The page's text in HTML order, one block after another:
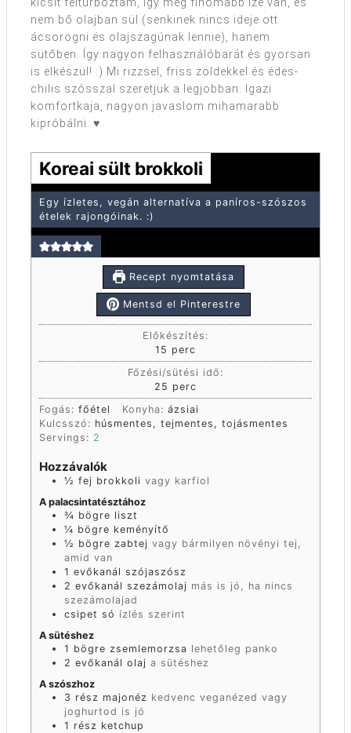
nem bő olajban sül (senkinek nincs ideje ott
ácsorogni és olajszagúnak lennie), hanem
sütőben. Így nagyon felhasználóbarát és gyorsan
is elkészül! :) Mi rizzsel, friss zöldekkel és édes-
chilis szósszal szeretjük a legjobban. Igazi
komfortkaja, nagyon javaslom mihamarabb
kipróbálni. ♥
Koreai sült brokkoli
Egy ízletes, vegán alternatíva a paníros-szószos
ételek rajongóinak. :)
Recept nyomtatása
Mentsd el Pinterestre
Előkészítés:
15 perc
Főzési/sütési idő:
25 perc
Fogás: főétel Konyha:ázsiai
Kulcsszó: húsmentes, tejmentes, tojásmentes
Servings: 2
Hozzávalók
½ fej brokkoli vagy karfiol
A palacsintatésztához
¾ bögre liszt
¼ bögre keményítő
½ bögre zabtej vagy bármilyen növényi tej,
amid van
1 evőkanál szójaszósz
2 evőkanál szezámolaj más is jó, ha nincs
szezámolajad
csipet só ízlés szerint
A sütéshez
1 bögre zsemlemorzsa lehetőleg panko
2 evőkanál olaj a sütéshez
A szószhoz
3 rész majonéz kedvenc veganézed vagy
joghurtod is jó
1 rész ketchup